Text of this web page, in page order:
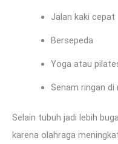
Jalan kaki cepat
Bersepeda
Yoga atau
Senam ringan di
Selain tubuh jadi lebih
karena olahraga